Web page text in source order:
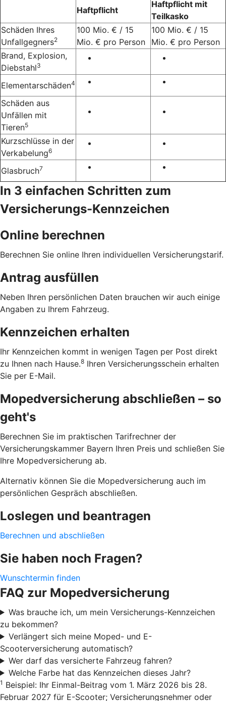
Haftpflicht
Haftpflicht mit
Teilkasko
Schäden Ihres
Unfallgegners2
100 Mio. € / 15
Mio. € pro Person
100 Mio. € / 15
Mio. € pro Person
Brand, Explosion,
Diebstahl3
Elementarschäden4
Schäden aus
Unfällen mit
Tieren5
Kurzschlüsse in der
Verkabelung6
Glasbruch7
In 3 einfachen Schritten zum
Versicherungs-Kennzeichen
Online berechnen
Berechnen Sie online Ihren individuellen Versicherungstarif.
Antrag ausfüllen
Neben Ihren persönlichen Daten brauchen wir auch einige
Angaben zu Ihrem Fahrzeug.
Kennzeichen erhalten
Ihr Kennzeichen kommt in wenigen Tagen per Post direkt
zu Ihnen nach Hause.8 Ihren Versicherungsschein erhalten
Sie per E-Mail.
Mopedversicherung abschließen – so
geht's
Berechnen Sie im praktischen Tarifrechner der
Versicherungskammer Bayern Ihren Preis und schließen Sie
Ihre Mopedversicherung ab.
Alternativ können Sie die Mopedversicherung auch im
persönlichen Gespräch abschließen.
Loslegen und beantragen
Berechnen und abschließen
Sie haben noch Fragen?
Wunschtermin finden
FAQ zur Mopedversicherung
Was brauche ich, um mein Versicherungs-Kennzeichen
zu bekommen?
Verlängert sich meine Moped- und E-
Scooterversicherung automatisch?
Wer darf das versicherte Fahrzeug fahren?
Welche Farbe hat das Kennzeichen dieses Jahr?
1 Beispiel: Ihr Einmal-Beitrag vom 1. März 2026 bis 28.
Februar 2027 für E-Scooter; Versicherungsnehmer oder